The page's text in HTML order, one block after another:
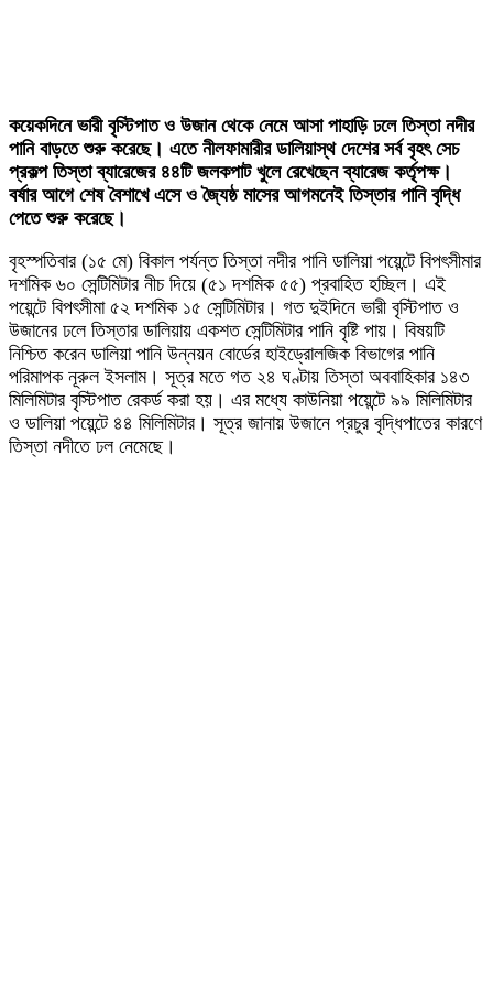
কয়েকদিনে ভারী বৃস্টিপাত ও উজান থেকে নেমে আসা পাহাড়ি ঢলে তিস্তা নদীর
পানি বাড়তে শুরু করেছে। এতে নীলফামারীর ডালিয়াস্থ দেশের সর্ব বৃহৎ সেচ
প্রকল্প তিস্তা ব্যারেজের ৪৪টি জলকপাট খুলে রেখেছেন ব্যারেজ কর্তৃপক্ষ।
বর্ষার আগে শেষ বৈশাখে এসে ও জ্যৈষ্ঠ মাসের আগমনেই তিস্তার পানি বৃদ্ধি
পেতে শুরু করেছে।
বৃহস্পতিবার (১৫ মে) বিকাল পর্যন্ত তিস্তা নদীর পানি ডালিয়া পয়েন্টে বিপৎসীমার
দশমিক ৬০ সেন্টিমিটার নীচ দিয়ে (৫১ দশমিক ৫৫) প্রবাহিত হচ্ছিল। এই
পয়েন্টে বিপৎসীমা ৫২ দশমিক ১৫ সেন্টিমিটার। গত দুইদিনে ভারী বৃস্টিপাত ও
উজানের ঢলে তিস্তার ডালিয়ায় একশত সেন্টিমিটার পানি বৃষ্টি পায়। বিষয়টি
নিশ্চিত করেন ডালিয়া পানি উন্নয়ন বোর্ডের হাইড্রোলজিক বিভাগের পানি
পরিমাপক নূরুল ইসলাম। সূত্র মতে গত ২৪ ঘণ্টায় তিস্তা অববাহিকার ১৪৩
মিলিমিটার বৃস্টিপাত রেকর্ড করা হয়। এর মধ্যে কাউনিয়া পয়েন্টে ৯৯ মিলিমিটার
ও ডালিয়া পয়েন্টে ৪৪ মিলিমিটার। সূত্র জানায় উজানে প্রচুর বৃদ্ধিপাতের কারণে
তিস্তা নদীতে ঢল নেমেছে।